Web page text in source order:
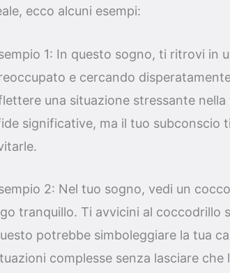
ecco alcuni esempi:
1: In questo sogno, ti ritrovi in
e cercando
una situazione stressante
significative, ma il tuo subconscio
2: Nel tuo sogno, vedi un
tranquillo. Ti avvicini al coccodrillo
potrebbe simboleggiare la tua
complesse senza lasciare